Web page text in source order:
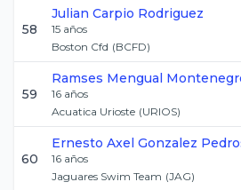
58
Julian Carpio Rodriguez
15 años
Boston Cfd (BCFD)
59
Ramses Mengual
16 años
Acuatica Urioste (URIOS)
60
Ernesto Axel Gonzalez
16 años
Jaguares Swim Team (JAG)